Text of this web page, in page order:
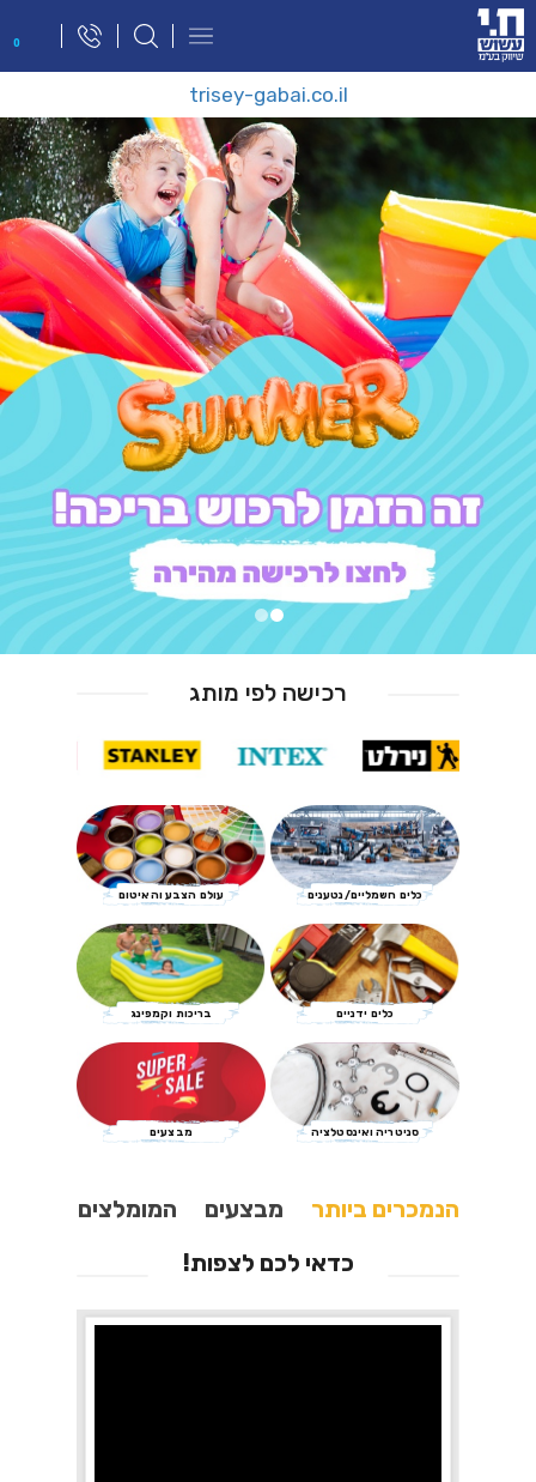
0
פתח
trisey-gabai.co.il
רכישה לפי מותג
מבצעים סניטריה ואינסטלציה
כלים ידניים בריכות וקמפינג
עולם הצבע והאיטום כלים חשמליים/נטענים
הנמכרים ביותר מבצעים
המומלצים
כדאי לכם לצפות!